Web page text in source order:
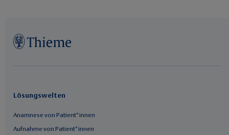
Lösungswelten
Anamnese von Patient*innen
Aufnahme von Patient*innen